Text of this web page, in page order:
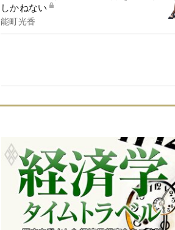
しかねない
能町光香